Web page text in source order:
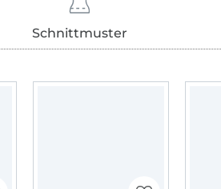
Schnittmuster